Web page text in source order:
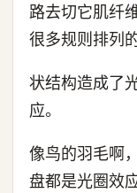
路去切它肌纤
很多规则排列的
状结构造成了
应。
像鸟的羽毛啊
盘都是光圈效应